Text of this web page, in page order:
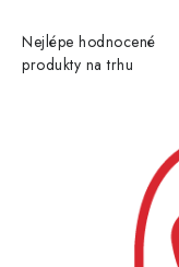
Nejlépe hodnocené
produkty na trhu